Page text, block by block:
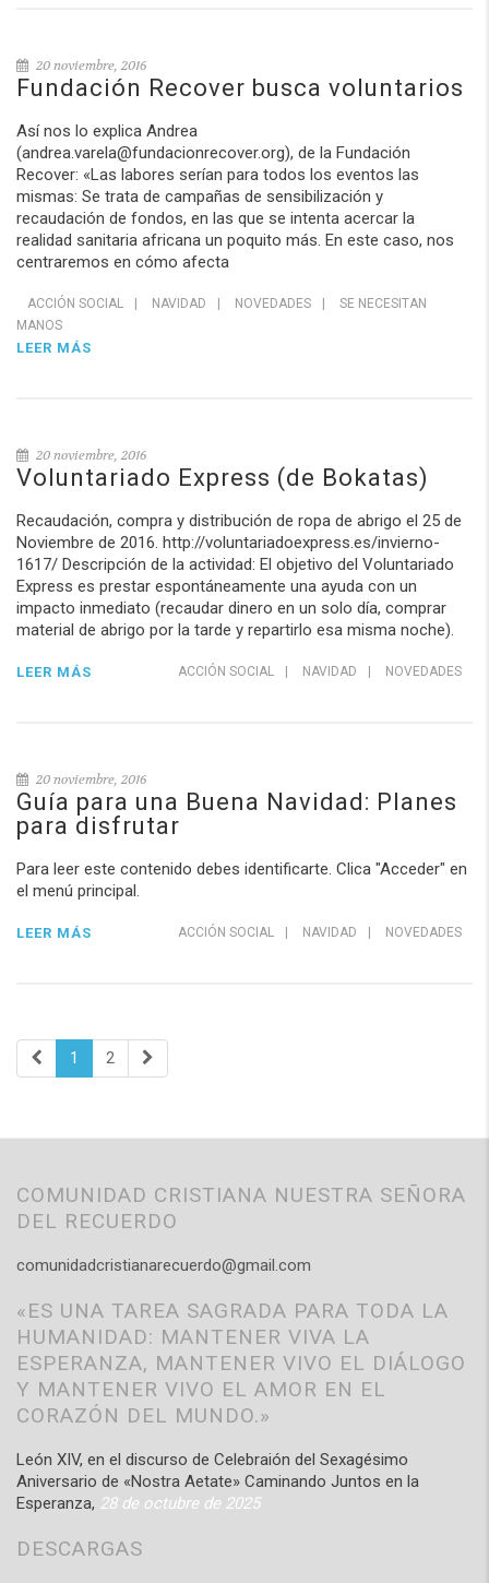
20 noviembre, 2016
Fundación Recover busca voluntarios
Así nos lo explica Andrea
(andrea.varela@fundacionrecover.org), de la Fundación
Recover: «Las labores serían para todos los eventos las
mismas: Se trata de campañas de sensibilización y
recaudación de fondos, en las que se intenta acercar la
realidad sanitaria africana un poquito más. En este caso, nos
centraremos en cómo afecta
ACCIÓN SOCIAL NAVIDAD NOVEDADES
SE NECESITAN
MANOS
LEER MÁS
20 noviembre, 2016
Voluntariado Express (de Bokatas)
Recaudación, compra y distribución de ropa de abrigo el 25 de
Noviembre de 2016. http://voluntariadoexpress.es/invierno-
1617/ Descripción de la actividad: El objetivo del Voluntariado
Express es prestar espontáneamente una ayuda con un
impacto inmediato (recaudar dinero en un solo día, comprar
material de abrigo por la tarde y repartirlo esa misma noche).
ACCIÓN SOCIAL NAVIDAD NOVEDADES
LEER MÁS
20 noviembre, 2016
Guía para una Buena Navidad: Planes
para disfrutar
Para leer este contenido debes identificarte. Clica "Acceder" en
el menú principal.
ACCIÓN SOCIAL NAVIDAD NOVEDADES
LEER MÁS
1 2
COMUNIDAD CRISTIANA NUESTRA SEÑORA
DEL RECUERDO
comunidadcristianarecuerdo@gmail.com
«ES UNA TAREA SAGRADA PARA TODA LA
HUMANIDAD: MANTENER VIVA LA
ESPERANZA, MANTENER VIVO EL DIÁLOGO
Y MANTENER VIVO EL AMOR EN EL
CORAZÓN DEL MUNDO.»
León XIV, en el discurso de Celebraión del Sexagésimo
Aniversario de «Nostra Aetate» Caminando Juntos en la
Esperanza, 28 de octubre de 2025
DESCARGAS